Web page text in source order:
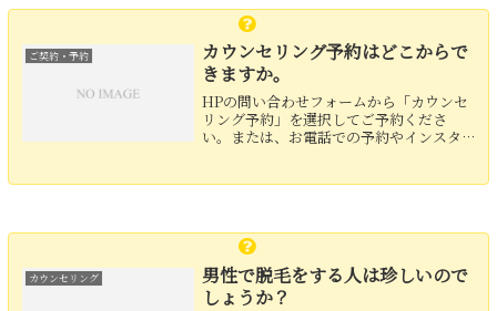
ご契約・予約
カウンセリング予約はどこからで
きますか。
HPの問い合わせフォームから「カウンセ
リング予約」を選択してご予約くださ
い。または、お電話での予約やインスタ
カウンセリング
男性で脱毛をする人は珍しいので
しょうか？